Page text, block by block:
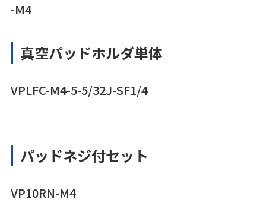
-M4
真空パッドホルダ単体
VPLFC-M4-5-5/32J-SF1/4
パッドネジ付セット
VP10RN-M4